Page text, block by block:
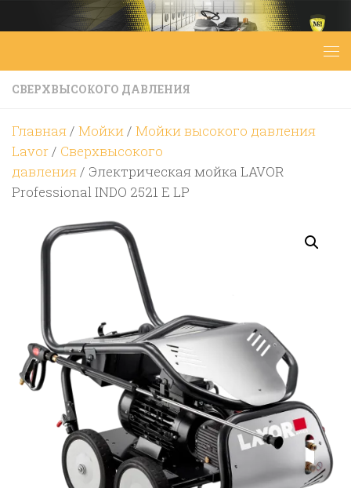
Перейти к содержимому
СВЕРХВЫСОКОГО ДАВЛЕНИЯ
Главная/ Мойки/ Мойки высокого давления
Lavor/ Сверхвысокого
давления/ Электрическая мойка LAVOR
Professional INDO 2521 E LP